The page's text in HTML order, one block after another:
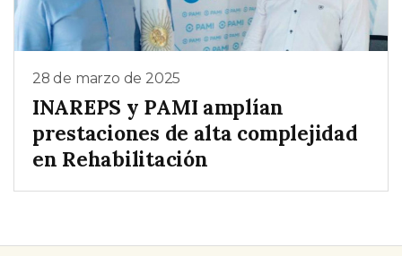
28 de marzo de 2025
INAREPS y PAMI amplían
prestaciones de alta complejidad
en Rehabilitación